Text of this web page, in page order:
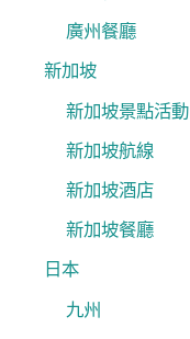
廣州餐廳
新加坡
新加坡景點活動
新加坡航線
新加坡酒店
新加坡餐廳
日本
九州